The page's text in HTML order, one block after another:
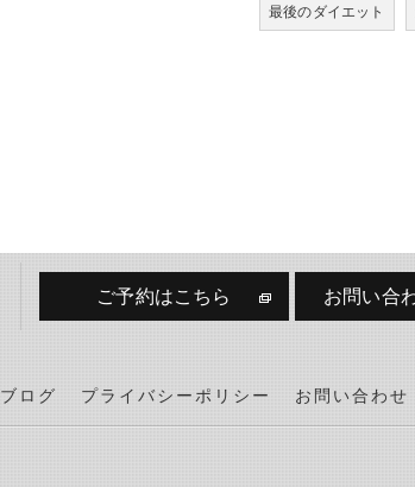
最後のダイエット
ご予約はこちら お問い合
ブログ プライバシーポリシー お問い合わせ